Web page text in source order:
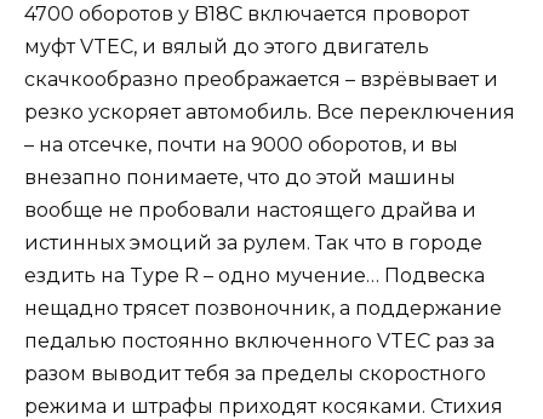
4700 оборотов у B18C включается проворот
муфт VTEC, и вялый до этого двигатель
скачкообразно преображается – взрёвывает и
резко ускоряет автомобиль. Все переключения
– на отсечке, почти на 9000 оборотов, и вы
внезапно понимаете, что до этой машины
вообще не пробовали настоящего драйва и
истинных эмоций за рулем. Так что в городе
ездить на Type R – одно мучение… Подвеска
нещадно трясет позвоночник, а поддержание
педалью постоянно включенного VTEC раз за
разом выводит тебя за пределы скоростного
режима и штрафы приходят косяками. Стихия